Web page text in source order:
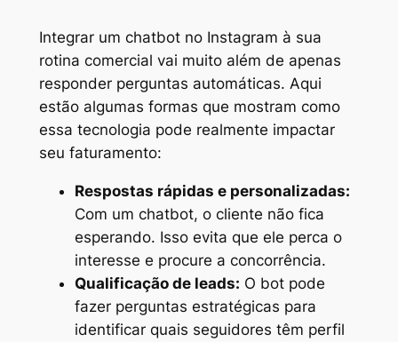
Integrar um chatbot no Instagram à sua
rotina comercial vai muito além de apenas
responder perguntas automáticas. Aqui
estão algumas formas que mostram como
essa tecnologia pode realmente impactar
seu faturamento:
Respostas rápidas e personalizadas:
Com um chatbot, o cliente não fica
esperando. Isso evita que ele perca o
interesse e procure a concorrência.
Qualificação de leads: O bot pode
fazer perguntas estratégicas para
identificar quais seguidores têm perfil